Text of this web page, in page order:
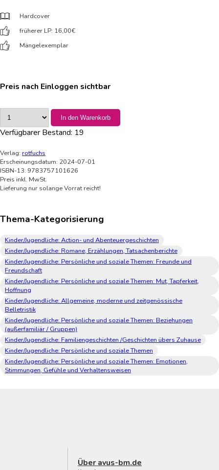
Hardcover
früherer LP: 16,00€
Mängelexemplar
Preis nach Einloggen sichtbar
In den Warenkorb
Verfügbarer Bestand: 19
Verlag: rotfuchs
Erscheinungsdatum: 2024-07-01
ISBN-13: 9783757101626
Preis inkl. MwSt.
Lieferung nur solange Vorrat reicht!
Thema-Kategorisierung
Kinder/Jugendliche: Action- und Abenteuergeschichten
Kinder/Jugendliche: Romane, Erzählungen, Tatsachenberichte
Kinder/Jugendliche: Persönliche und soziale Themen: Freunde und
Freundschaft
Kinder/Jugendliche: Persönliche und soziale Themen: Mut, Tapferkeit,
Hoffnung
Kinder/Jugendliche: Allgemeine, moderne und zeitgenössische
Belletristik
Kinder/Jugendliche: Persönliche und soziale Themen: Beziehungen
(außerfamiliär / Gruppen)
Kinder/Jugendliche: Familiengeschichten /Geschichten übers Zuhause
Kinder/Jugendliche: Persönliche und soziale Themen
Kinder/Jugendliche: Persönliche und soziale Themen: Emotionen,
Stimmungen, Gefühle und Verhaltensweisen
Über avus-bm.de